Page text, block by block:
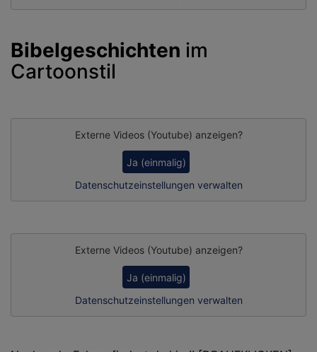
Bibelgeschichten im
Cartoonstil
Externe Videos (Youtube) anzeigen?
Ja (einmalig)
Datenschutzeinstellungen verwalten
Externe Videos (Youtube) anzeigen?
Ja (einmalig)
Datenschutzeinstellungen verwalten